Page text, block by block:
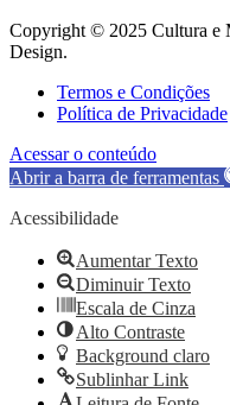
Copyright © 2025 Cultura e
Design.
Termos e Condições
Política de Privacidade
Acessar o conteúdo
Abrir a barra de ferramentas
Acessibilidade
Aumentar Texto
Diminuir Texto
Escala de Cinza
Alto Contraste
Background claro
Sublinhar Link